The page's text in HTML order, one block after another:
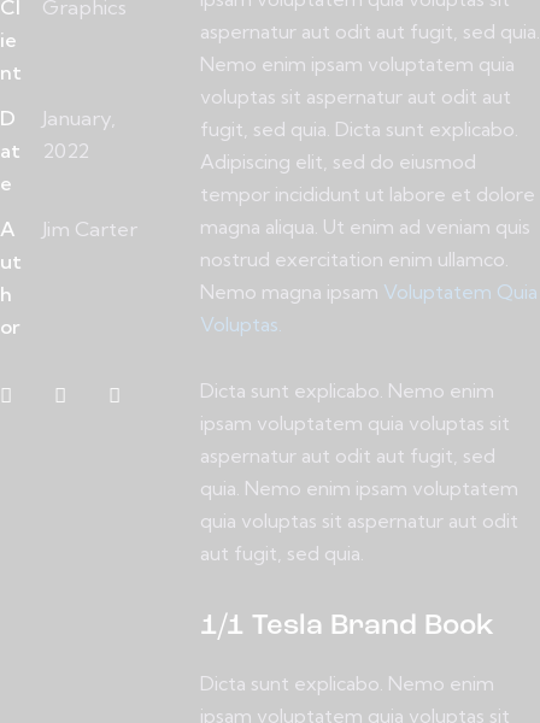
Cl
ie
nt
Graphics
D
at
e
January,
2022
A
ut
h
or
Jim Carter
aspernatur aut odit aut fugit, sed quia.
Nemo enim ipsam voluptatem quia
voluptas sit aspernatur aut odit aut
fugit, sed quia. Dicta sunt explicabo.
Adipiscing elit, sed do eiusmod
tempor incididunt ut labore et dolore
magna aliqua. Ut enim ad veniam quis
nostrud exercitation enim ullamco.
Nemo magna ipsam Voluptatem Quia
Voluptas.
Dicta sunt explicabo. Nemo enim
ipsam voluptatem quia voluptas sit
aspernatur aut odit aut fugit, sed
quia. Nemo enim ipsam voluptatem
quia voluptas sit aspernatur aut odit
aut fugit, sed quia.
1/1 Tesla Brand Book
Dicta sunt explicabo. Nemo enim
ipsam voluptatem quia voluptas sit